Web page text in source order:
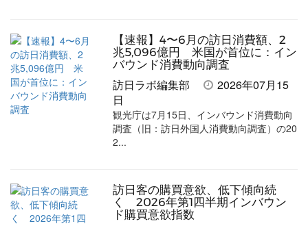
加
【速報】4〜6月の訪日消費額、2
兆5,096億円 米国が首位に：イン
バウンド消費動向調査
訪日ラボ編集部
2026年07月15
日
観光庁は7月15日、インバウンド消費動向
調査（旧：訪日外国人消費動向調査）の20
2...
訪日客の購買意欲、低下傾向続
く 2026年第1四半期インバウン
ド購買意欲指数